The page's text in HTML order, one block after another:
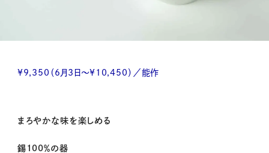
¥9,350（6月3日～¥10,450）／能作
まろやかな味を楽しめる
錫100％の器